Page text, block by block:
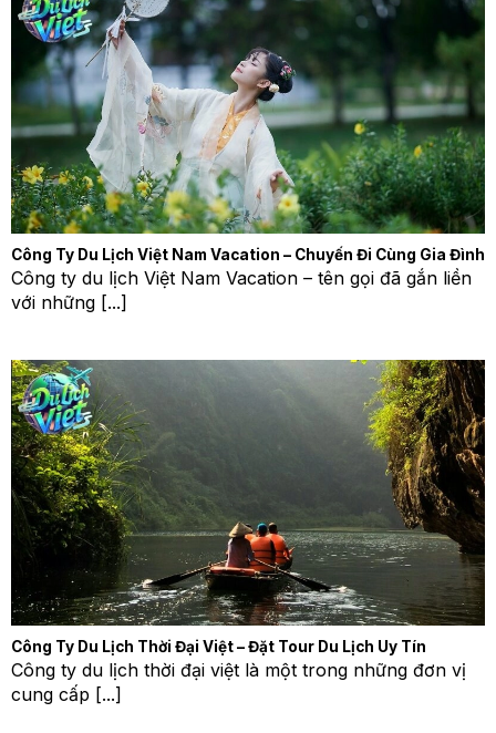
Công Ty Du Lịch Việt Nam Vacation – Chuyến Đi Cùng Gia Đình
Công ty du lịch Việt Nam Vacation – tên gọi đã gắn liền
với những [...]
Công Ty Du Lịch Thời Đại Việt – Đặt Tour Du Lịch Uy Tín
Công ty du lịch thời đại việt là một trong những đơn vị
cung cấp [...]